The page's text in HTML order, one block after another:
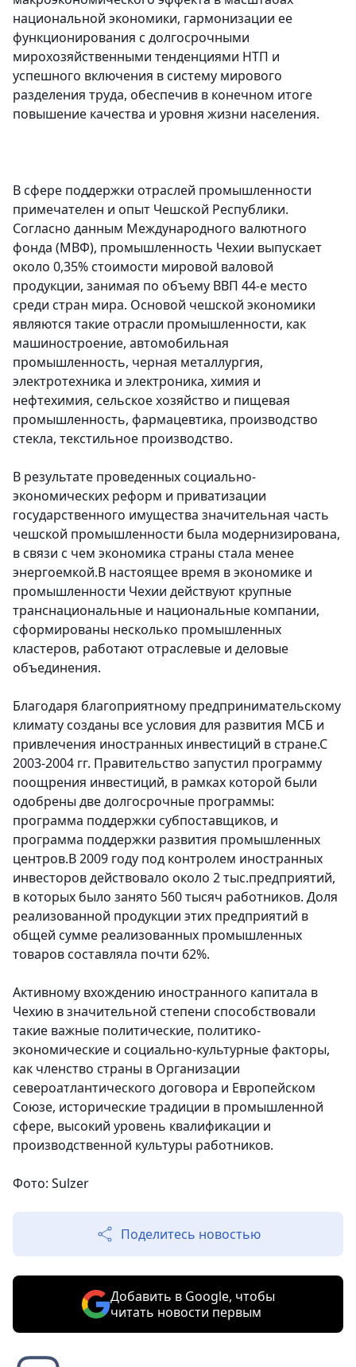
национальной экономики, гармонизации ее
функционирования с долгосрочными
мирохозяйственными тенденциями НТП и
успешного включения в систему мирового
разделения труда, обеспечив в конечном итоге
повышение качества и уровня жизни населения.
В сфере поддержки отраслей промышленности
примечателен и опыт Чешской Республики.
Согласно данным Международного валютного
фонда (МВФ), промышленность Чехии выпускает
около 0,35% стоимости мировой валовой
продукции, занимая по объему ВВП 44-е место
среди стран мира. Основой чешской экономики
являются такие отрасли промышленности, как
машиностроение, автомобильная
промышленность, черная металлургия,
электротехника и электроника, химия и
нефтехимия, сельское хозяйство и пищевая
промышленность, фармацевтика, производство
стекла, текстильное производство.
В результате проведенных социально-
экономических реформ и приватизации
государственного имущества значительная часть
чешской промышленности была модернизирована,
в связи с чем экономика страны стала менее
энергоемкой.В настоящее время в экономике и
промышленности Чехии действуют крупные
транснациональные и национальные компании,
сформированы несколько промышленных
кластеров, работают отраслевые и деловые
объединения.
Благодаря благоприятному предпринимательскому
климату созданы все условия для развития МСБ и
привлечения иностранных инвестиций в стране.С
2003-2004 гг. Правительство запустил программу
поощрения инвестиций, в рамках которой были
одобрены две долгосрочные программы:
программа поддержки субпоставщиков, и
программа поддержки развития промышленных
центров.В 2009 году под контролем иностранных
инвесторов действовало около 2 тыс.предприятий,
в которых было занято 560 тысяч работников. Доля
реализованной продукции этих предприятий в
общей сумме реализованных промышленных
товаров составляла почти 62%.
Активному вхождению иностранного капитала в
Чехию в значительной степени способствовали
такие важные политические, политико-
экономические и социально-культурные факторы,
как членство страны в Организации
североатлантического договора и Европейском
Союзе, исторические традиции в промышленной
сфере, высокий уровень квалификации и
производственной культуры работников.
Фото: Sulzer
Поделитесь новостью
Добавить в Google, чтобы
читать новости первым